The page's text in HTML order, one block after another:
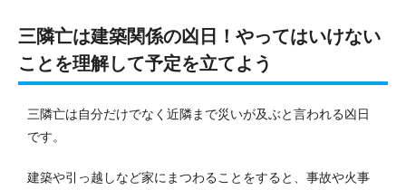
三隣亡は建築関係の凶日！やってはいけない
ことを理解して予定を立てよう
三隣亡は自分だけでなく近隣まで災いが及ぶと言われる凶日
です。
建築や引っ越しなど家にまつわることをすると、事故や火事